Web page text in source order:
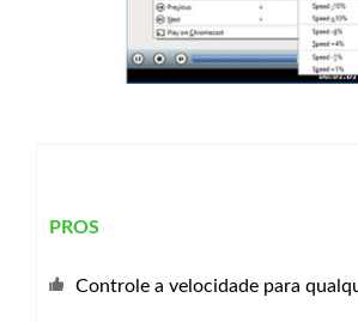
PROS
Controle a velocidade para